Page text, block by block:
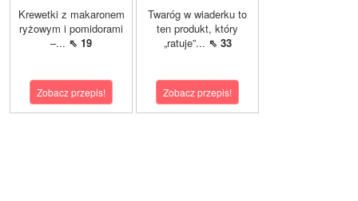
Krewetki z makaronem
ryżowym i pomidorami
–... ⇖ 19
Zobacz przepis!
Twaróg w wiaderku to
ten produkt, który
„ratuje”... ⇖ 33
Zobacz przepis!